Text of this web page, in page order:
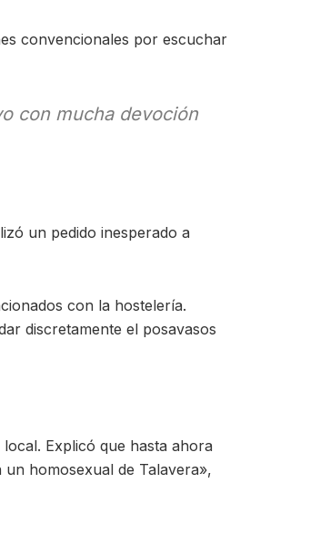
convencionales por escuchar
con mucha devoción
un pedido inesperado a
con la hostelería.
discretamente el posavasos
Explicó que hasta ahora
homosexual de Talavera»,